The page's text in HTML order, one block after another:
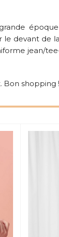
le devant de
jean/
Bon shopping !